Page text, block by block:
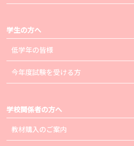
学生の方へ
低学年の皆様
今年度試験を受ける方
学校関係者の方へ
教材購入のご案内